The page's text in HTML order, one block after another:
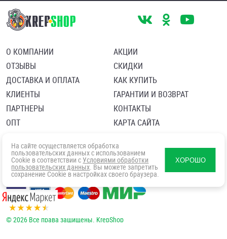
О КОМПАНИИ
ОТЗЫВЫ
ДОСТАВКА И ОПЛАТА
КЛИЕНТЫ
ПАРТНЕРЫ
ОПТ
АКЦИИ
СКИДКИ
КАК КУПИТЬ
ГАРАНТИИ И ВОЗВРАТ
КОНТАКТЫ
КАРТА САЙТА
Политика в отношении обработки персональных данных
Согласие посетителя сайта на обработку персональных данны
© 2026 Все права защищены. KrepShop
На сайте осуществляется обработка
пользовательских данных с использованием
Cookie в соответствии с Условиями обработки
пользовательских данных. Вы можете запретить
сохранение Cookie в настройках своего браузера.
ХОРОШО